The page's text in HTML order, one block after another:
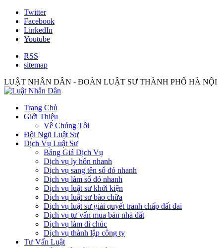
Twitter
Facebook
LinkedIn
Youtube
RSS
sitemap
LUẬT NHÂN DÂN - ĐOÀN LUẬT SƯ THÀNH PHỐ HÀ NỘI
Trang Chủ
Giới Thiệu
Về Chúng Tôi
Đội Ngũ Luật Sư
Dịch Vụ Luật Sư
Bảng Giá Dịch Vụ
Dịch vụ ly hôn nhanh
Dịch vụ sang tên sổ đỏ nhanh
Dịch vụ làm sổ đỏ nhanh
Dịch vụ luật sư khởi kiện
Dịch vụ luật sư bào chữa
Dịch vụ luật sư giải quyết tranh chấp đất đai
Dịch vụ tư vấn mua bán nhà đất
Dịch vụ làm di chúc
Dịch vụ thành lập công ty
Tư Vấn Luật